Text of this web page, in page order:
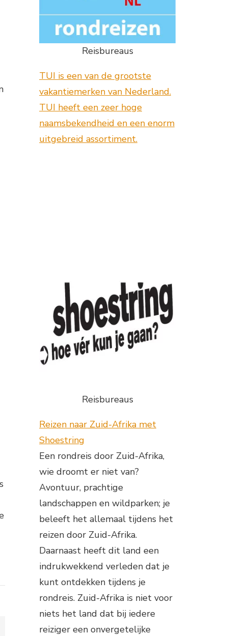
Reisbureaus
TUI is een van de grootste
vakantiemerken van Nederland.
TUI heeft een zeer hoge
naamsbekendheid en een enorm
uitgebreid assortiment.
Reisbureaus
Reizen naar Zuid-Afrika met
Shoestring
Een rondreis door Zuid-Afrika,
wie droomt er niet van?
Avontuur, prachtige
landschappen en wildparken; je
beleeft het allemaal tijdens het
reizen door Zuid-Afrika.
Daarnaast heeft dit land een
indrukwekkend verleden dat je
kunt ontdekken tijdens je
rondreis. Zuid-Afrika is niet voor
niets het land dat bij iedere
reiziger een onvergetelijke